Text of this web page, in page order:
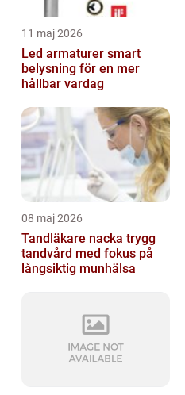
11 maj 2026
Led armaturer smart
belysning för en mer
hållbar vardag
08 maj 2026
Tandläkare nacka trygg
tandvård med fokus på
långsiktig munhälsa